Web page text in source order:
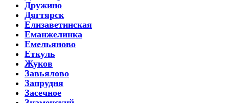
Дружино
Дягтярск
Елизаветинская
Еманжелинка
Емельяново
Еткуль
Жуков
Завьялово
Запрудня
Засечное